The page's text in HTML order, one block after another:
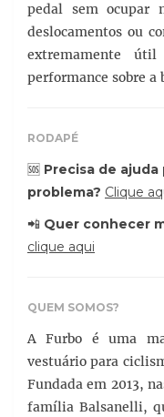
pedal sem ocupar
deslocamentos ou
extremamente
performance sobre a
RODAPÉ
🆘 Precisa de
problema? Clique
📲 Quer conhecer
clique aqui
QUEM SOMOS?
A Furbo é uma
vestuário para
Fundada em 2013,
família Balsanelli,